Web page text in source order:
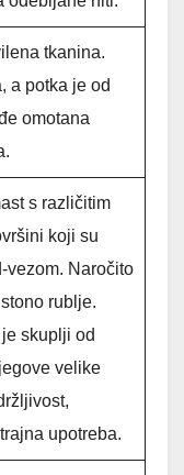
tkanina.
a potka je od
omotana
s različitim
koji su
vezom. Naročito
rublje.
skuplji od
velike
upotreba.